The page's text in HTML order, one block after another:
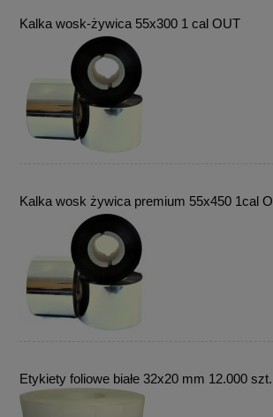
Kalka wosk-żywica 55x300 1 cal OUT
Kalka wosk żywica premium 55x450 1cal
Etykiety foliowe białe 32x20 mm 12.000